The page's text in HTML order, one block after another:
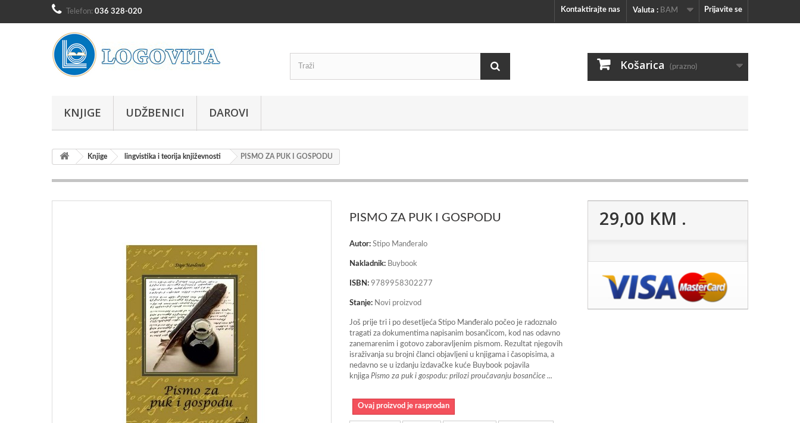
Prijavite se
Valuta : BAM
Kontaktirajte nas
Telefon: 036 328-020
Košarica (prazno)
KNJIGE UDŽBENICI DAROVI
Knjige lingvistika i teorija književnosti PISMO ZA PUK I GOSPODU
PISMO ZA PUK I GOSPODU
Autor: Stipo Manđeralo
Nakladnik: Buybook
ISBN: 9789958302277
Stanje: Novi proizvod
Još prije tri i po desetljeća Stipo Manđeralo počeo je radoznalo
tragati za dokumentima napisanim bosančicom, kod nas odavno
zanemarenim i gotovo zaboravljenim pismom. Rezultat njegovih
israživanja su brojni članci objavljeni u knjigama i časopisima, a
nedavno se u izdanju izdavačke kuće Buybook pojavila
knjiga Pismo za puk i gospodu: prilozi proučavanju bosančice ...
Ovaj proizvod je rasprodan
29,00 KM .